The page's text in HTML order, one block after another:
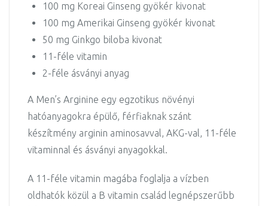
100 mg Koreai Ginseng gyökér kivonat
100 mg Amerikai Ginseng gyökér kivonat
50 mg Ginkgo biloba kivonat
11-féle vitamin
2-féle ásványi anyag
A Men’s Arginine egy egzotikus növényi
hatóanyagokra épülő, férfiaknak szánt
készítmény arginin aminosavval, AKG-val, 11-féle
vitaminnal és ásványi anyagokkal.
A 11-féle vitamin magába foglalja a vízben
oldhatók közül a B vitamin család legnépszerűbb